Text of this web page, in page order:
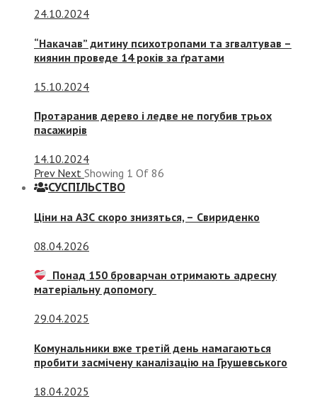
24.10.2024
“Накачав” дитину психотропами та згвалтував –
киянин проведе 14 років за ґратами
15.10.2024
Протаранив дерево і ледве не погубив трьох
пасажирів
14.10.2024
Prev Next Showing 1 Of 86
СУСПIЛЬСТВО
Ціни на АЗС скоро знизяться, – Свириденко
08.04.2026
Понад 150 броварчан отримають адресну
матеріальну допомогу
29.04.2025
Комунальники вже третій день намагаються
пробити засмічену каналізацію на Грушевського
18.04.2025